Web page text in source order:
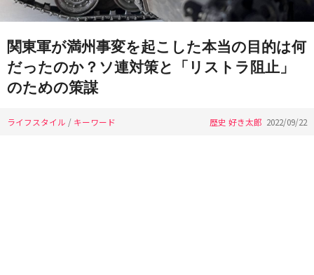
関東軍が満州事変を起こした本当の目的は何
だったのか？ソ連対策と「リストラ阻止」
のための策謀
ライフスタイル / キーワード 歴史 好き太郎 2022/09/22